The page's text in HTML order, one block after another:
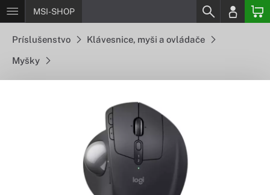
MSI-SHOP
Príslušenstvo Klávesnice, myši a ovládače
Myšky